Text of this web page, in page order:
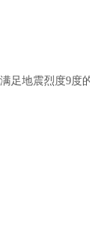
足地震烈度9度